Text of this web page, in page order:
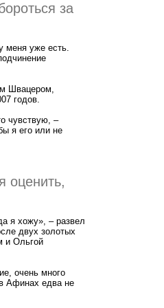
за
меня уже есть.
Швацером,
годов.
чувствую, –
я его или не
оценить,
я хожу», – развел
двух золотых
и Ольгой
очень много
Афинах едва не